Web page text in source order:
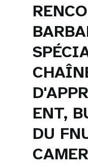
ENT,
DU